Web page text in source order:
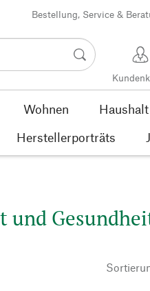
Bestellung, Service &
Wohnen Haushalt
Herstellerporträts
und